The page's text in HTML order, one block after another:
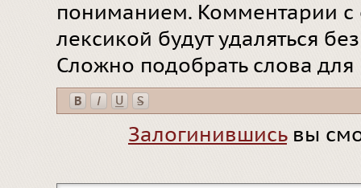
пониманием. Комментарии
лексикой будут удаляться
Сложно подобрать слова
Залогинившисьвы